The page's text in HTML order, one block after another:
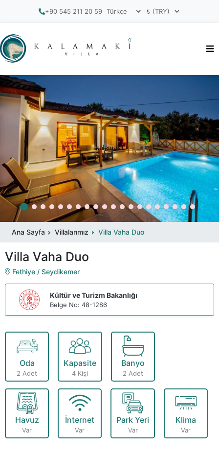
+90 545 211 20 59
Ana Sayfa Villalarımız Villa Vaha Duo
Villa Vaha Duo
Fethiye / Seydikemer
Kültür ve Turizm Bakanlığı
Belge No: 48-1286
Oda
2 Adet
Kapasite
4 Kişi
Banyo
2 Adet
Havuz
Var
İnternet
Var
Park Yeri
Var
Klima
Var